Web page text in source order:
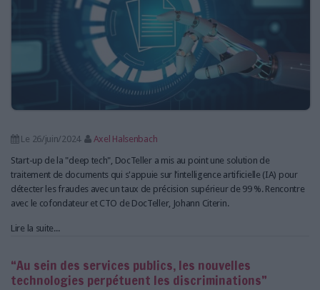
Le 26/juin/2024
Axel Halsenbach
Start-up de la "deep tech", DocTeller a mis au point une solution de
traitement de documents qui s'appuie sur l’intelligence artificielle (IA) pour
détecter les fraudes avec un taux de précision supérieur de 99 %. Rencontre
avec le cofondateur et CTO de DocTeller, Johann Citerin.
Lire la suite...
“Au sein des services publics, les nouvelles
technologies perpétuent les discriminations”